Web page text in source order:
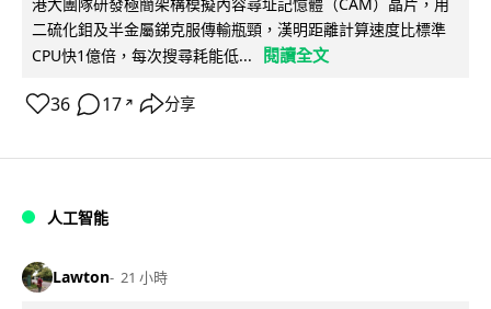
二硫化鉬及半金屬銻克服傳輸瓶頸，漢明距離計算速度比標準
CPU快1億倍，每次搜尋耗能低...
閱讀全文
36 17 ↗ 分享
人工智能
Lawton 21 小時